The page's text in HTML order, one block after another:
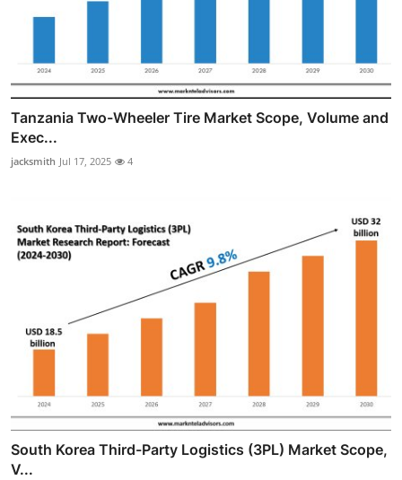
Tanzania Two-Wheeler Tire Market Scope, Volume and
Exec...
jacksmith Jul 17, 2025 4
South Korea Third-Party Logistics (3PL) Market Scope,
V...